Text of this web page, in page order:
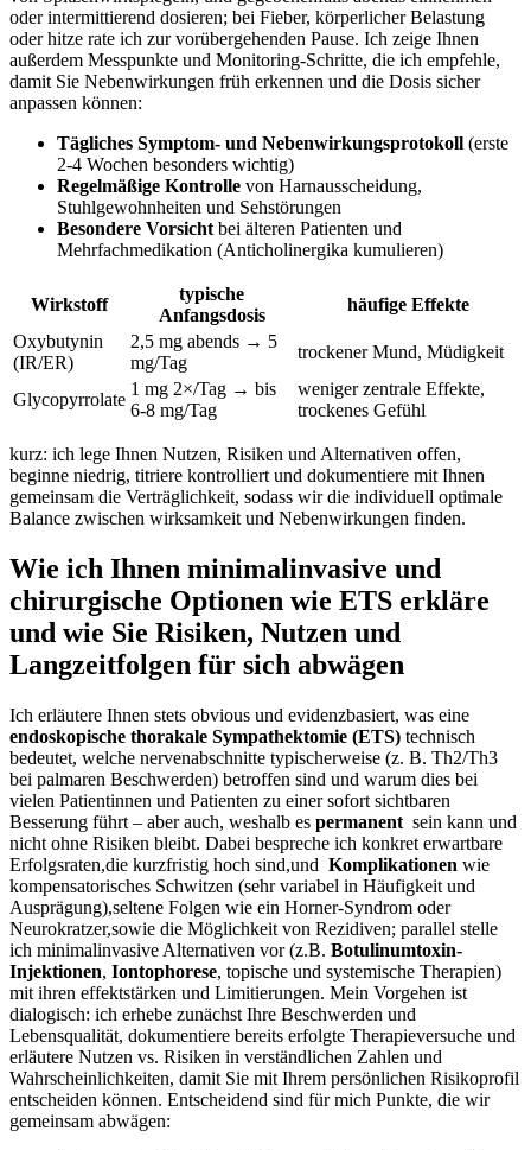
oder intermittierend dosieren; bei Fieber, körperlicher Belastung
oder ⁣hitze rate ich⁤ zur vorübergehenden Pause. ‌Ich zeige Ihnen
außerdem Messpunkte und Monitoring‑Schritte, die ich empfehle,
damit Sie Nebenwirkungen früh erkennen und die Dosis sicher
anpassen⁤ können:
Tägliches Symptom‑ und Nebenwirkungsprotokoll ‌(erste
2-4 Wochen besonders wichtig)
Regelmäßige‍ Kontrolle von‌ Harnausscheidung,
⁤Stuhlgewohnheiten und Sehstörungen
Besondere Vorsicht bei älteren Patienten und
Mehrfachmedikation (Anticholinergika kumulieren)
Wirkstoff
typische​
Anfangsdosis
häufige Effekte
Oxybutynin
(IR/ER)
2,5 ⁤mg abends → 5
mg/Tag
trockener⁤ Mund, ⁤Müdigkeit
Glycopyrrolate
1 mg 2×/Tag → bis
6-8 mg/Tag
weniger zentrale ⁤Effekte,⁣
trockenes Gefühl
kurz: ich‍ lege Ihnen ⁤Nutzen, Risiken und Alternativen offen,
beginne ‌niedrig, titriere kontrolliert und dokumentiere mit Ihnen
gemeinsam die⁤ Verträglichkeit, sodass wir die individuell optimale
Balance zwischen wirksamkeit ‌und Nebenwirkungen finden.
Wie ich Ihnen‍ minimalinvasive und
chirurgische Optionen wie ETS erkläre
und wie Sie Risiken, Nutzen und
Langzeitfolgen⁢ für sich abwägen
Ich ‍erläutere Ihnen stets obvious ‍und evidenzbasiert, was eine ⁣
endoskopische thorakale Sympathektomie (ETS) technisch ​
bedeutet,⁢ welche​ nervenabschnitte typischerweise (z. B. Th2/Th3
bei palmaren Beschwerden) betroffen ​sind und warum‍ dies bei⁢
vielen Patientinnen und Patienten zu‍ einer⁣ sofort ‍sichtbaren
‌Besserung führt – aber auch, weshalb es permanent ​ sein kann​ und
nicht ohne​ Risiken bleibt. Dabei bespreche ich konkret erwartbare
Erfolgsraten,die kurzfristig hoch sind,und ​ Komplikationen wie
kompensatorisches Schwitzen (sehr variabel⁢ in Häufigkeit und
‍Ausprägung),seltene Folgen wie ​ein Horner-Syndrom oder
Neurokratzer,sowie die Möglichkeit von Rezidiven; parallel stelle
ich minimalinvasive Alternativen vor (z.B. Botulinumtoxin-
Injektionen,​ Iontophorese, topische und systemische Therapien)
mit ⁢ihren effektstärken und Limitierungen. Mein Vorgehen ist
dialogisch: ich⁣ erhebe zunächst Ihre Beschwerden und
Lebensqualität, dokumentiere bereits erfolgte Therapieversuche‌ und
erläutere Nutzen vs.‌ Risiken in verständlichen Zahlen‍ und
Wahrscheinlichkeiten,‍ damit Sie mit⁣ Ihrem persönlichen Risikoprofil
​entscheiden ‌können. Entscheidend sind für mich Punkte, die wir
gemeinsam ⁣abwägen: